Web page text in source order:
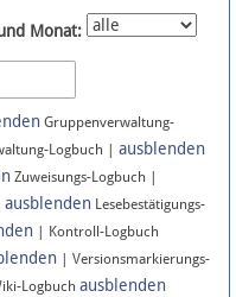
Monat:
Gruppenverwaltung-
Logbuch | ausblenden
Zuweisungs-Logbuch |
ausblenden Lesebestätigungs-
| Kontroll-Logbuch
| Versionsmarkierungs-
Logbuch ausblenden